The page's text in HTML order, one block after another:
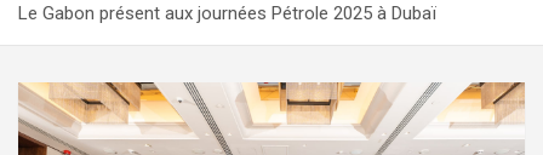
Le Gabon présent aux journées Pétrole 2025 à Dubaï